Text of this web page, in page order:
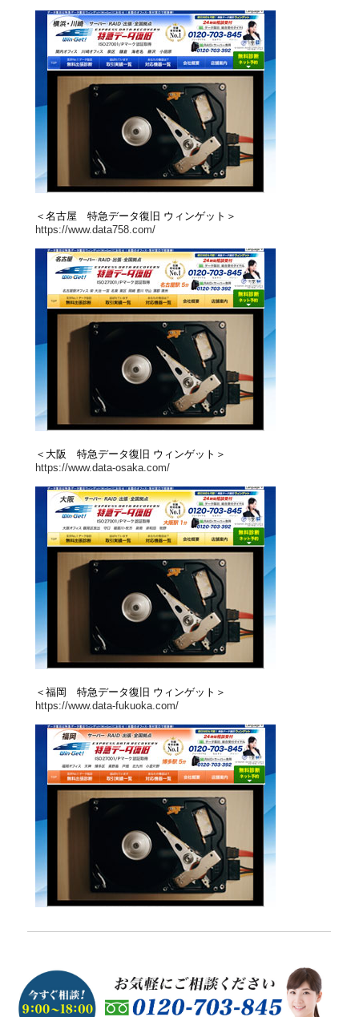
＜名古屋 特急データ復旧 ウィンゲット＞
https://www.data758.com/
＜大阪 特急データ復旧 ウィンゲット＞
https://www.data-osaka.com/
＜福岡 特急データ復旧 ウィンゲット＞
https://www.data-fukuoka.com/